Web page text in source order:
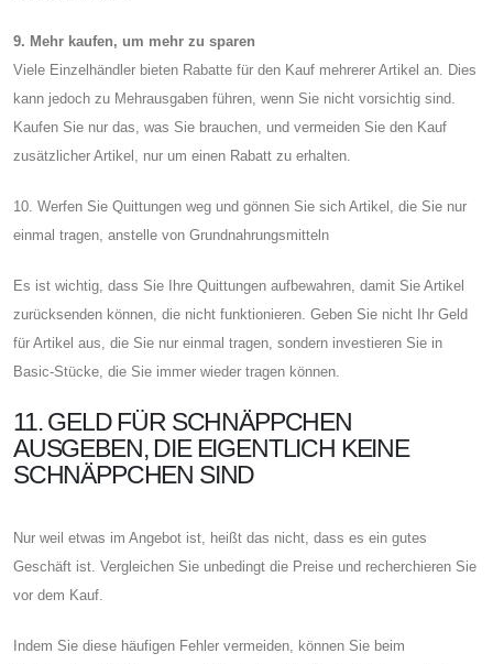
9. Mehr kaufen, um mehr zu sparen
Viele Einzelhändler bieten Rabatte für den Kauf mehrerer Artikel an. Dies
kann jedoch zu Mehrausgaben führen, wenn Sie nicht vorsichtig sind.
Kaufen Sie nur das, was Sie brauchen, und vermeiden Sie den Kauf
zusätzlicher Artikel, nur um einen Rabatt zu erhalten.
10. Werfen Sie Quittungen weg und gönnen Sie sich Artikel, die Sie nur
einmal tragen, anstelle von Grundnahrungsmitteln
Es ist wichtig, dass Sie Ihre Quittungen aufbewahren, damit Sie Artikel
zurücksenden können, die nicht funktionieren. Geben Sie nicht Ihr Geld
für Artikel aus, die Sie nur einmal tragen, sondern investieren Sie in
Basic-Stücke, die Sie immer wieder tragen können.
11. GELD FÜR SCHNÄPPCHEN
AUSGEBEN, DIE EIGENTLICH KEINE
SCHNÄPPCHEN SIND
Nur weil etwas im Angebot ist, heißt das nicht, dass es ein gutes
Geschäft ist. Vergleichen Sie unbedingt die Preise und recherchieren Sie
vor dem Kauf.
Indem Sie diese häufigen Fehler vermeiden, können Sie beim